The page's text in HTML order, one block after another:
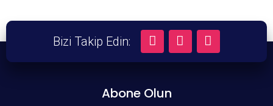
Bizi Takip Edin:
Abone Olun